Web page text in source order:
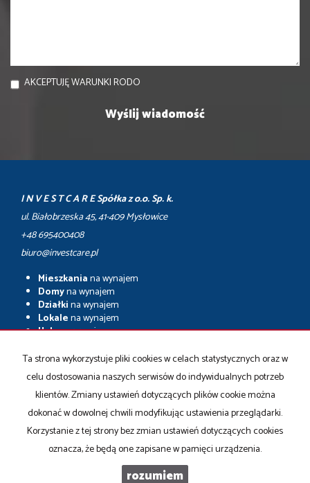
AKCEPTUJĘ WARUNKI RODO
I N V E S T C A R E Spółka z o.o. Sp. k.
ul. Białobrzeska 45, 41-409 Mysłowice
+48 695400408
biuro@investcare.pl
Mieszkaniana wynajem
Domyna wynajem
Działkina wynajem
Lokalena wynajem
Halena wynajem
Mieszkania
na sprzedaż
Domyna sprzedaż
Działkina sprzedaż
Lokalena sprzedaż
Halena sprzedaż
Obiektyna sprzedaż
Ta strona wykorzystuje pliki cookies w celach statystycznych oraz w
celu dostosowania naszych serwisów do indywidualnych potrzeb
klientów. Zmiany ustawień dotyczących plików cookie można
dokonać w dowolnej chwili modyfikując ustawienia przeglądarki.
Korzystanie z tej strony bez zmian ustawień dotyczących cookies
oznacza, że będą one zapisane w pamięci urządzenia.
rozumiem